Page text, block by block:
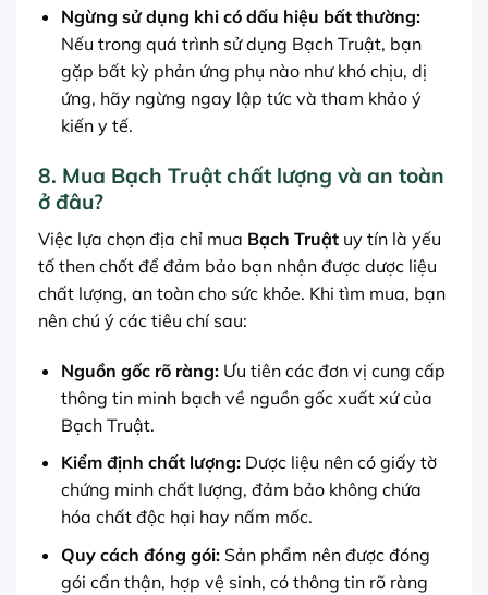
Ngừng sử dụng khi có dấu hiệu bất thường:
Nếu trong quá trình sử dụng Bạch Truật, bạn
gặp bất kỳ phản ứng phụ nào như khó chịu, dị
ứng, hãy ngừng ngay lập tức và tham khảo ý
kiến y tế.
8. Mua Bạch Truật chất lượng và an toàn
ở đâu?
Việc lựa chọn địa chỉ mua Bạch Truật uy tín là yếu
tố then chốt để đảm bảo bạn nhận được dược liệu
chất lượng, an toàn cho sức khỏe. Khi tìm mua, bạn
nên chú ý các tiêu chí sau:
Nguồn gốc rõ ràng:Ưu tiên các đơn vị cung cấp
thông tin minh bạch về nguồn gốc xuất xứ của
Bạch Truật.
Kiểm định chất lượng:Dược liệu nên có giấy tờ
chứng minh chất lượng, đảm bảo không chứa
hóa chất độc hại hay nấm mốc.
Quy cách đóng gói:Sản phẩm nên được đóng
gói cẩn thận, hợp vệ sinh, có thông tin rõ ràng